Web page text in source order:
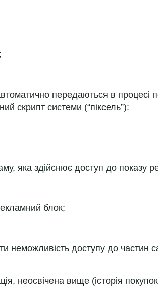
передаються в процесі
скрипт системи (“піксель”):
яка здійснює доступ до показу
блок;
неможливість доступу до частин
неосвічена вище (історія